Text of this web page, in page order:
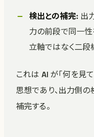
検出との補完: 出
力の前段で同一
立軸ではなく二段
これは AI が「何を見
思想であり、出力側
補完する。